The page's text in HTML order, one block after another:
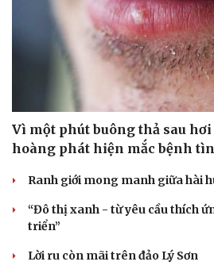
Vì một phút buông thả sau
hoàng phát hiện mắc bệnh
Ranh giới mong manh giữa hài
“Đô thị xanh - từ yêu cầu thích
triển”
Lời ru còn mãi trên đảo Lý Sơn